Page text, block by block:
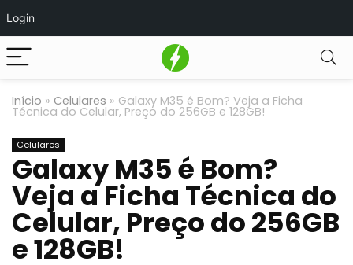
Login
Início » Celulares » Galaxy M35 é Bom? Veja a Ficha
Técnica do Celular, Preço do 256GB e 128GB!
Celulares
Galaxy M35 é Bom?
Veja a Ficha Técnica do
Celular, Preço do 256GB
e 128GB!